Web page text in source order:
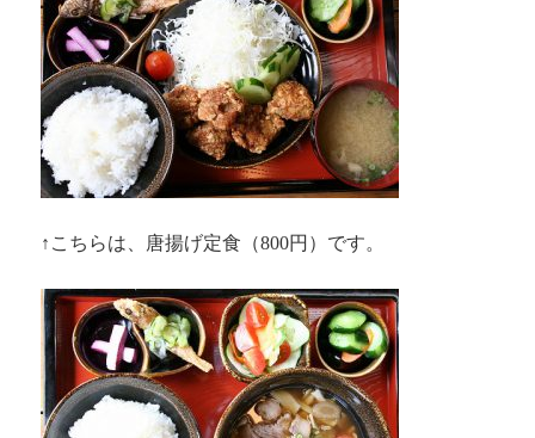
↑こちらは、唐揚げ定食（800円）です。